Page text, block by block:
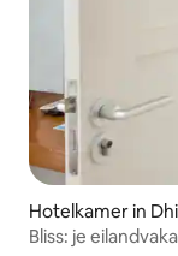
Hotelkamer in
Bliss: je